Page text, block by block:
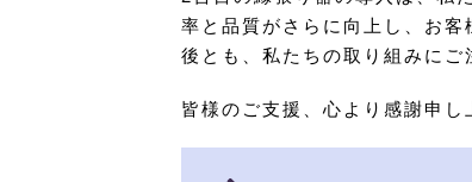
率と品質がさらに向上し、お
後とも、私たちの取り組みにご
皆様のご支援、心より感謝申し